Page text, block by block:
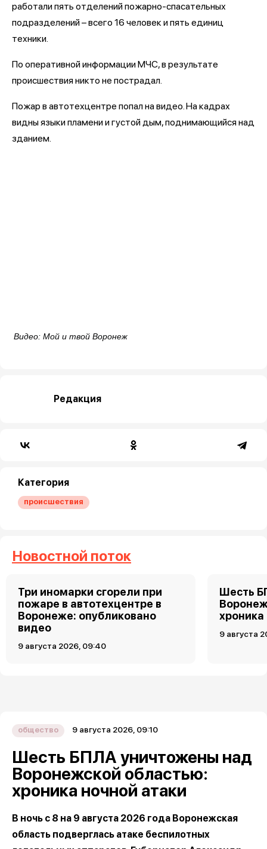
работали пять отделений пожарно-спасательных
подразделений – всего 16 человек и пять единиц
техники.
По оперативной информации МЧС, в результате
происшествия никто не пострадал.
Пожар в автотехцентре попал на видео. На кадрах
видны языки пламени и густой дым, поднимающийся над
зданием.
Видео: Мой и твой Воронеж
Редакция
Категория
происшествия
Новостной поток
Три иномарки сгорели при
пожаре в автотехцентре в
Воронеже: опубликовано
видео
9 августа 2026, 09:40
Шесть
хроника
9 августа
общество 9 августа 2026, 09:10
Шесть БПЛА уничтожены над
Воронежской областью:
хроника ночной атаки
В ночь с 8 на 9 августа 2026 года Воронежская
область подверглась атаке беспилотных